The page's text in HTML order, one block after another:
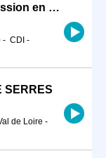
Technicien Equipements Sous Pression en Milieu Nucléaire H/F
- CDI -
SERRES
de Loire -